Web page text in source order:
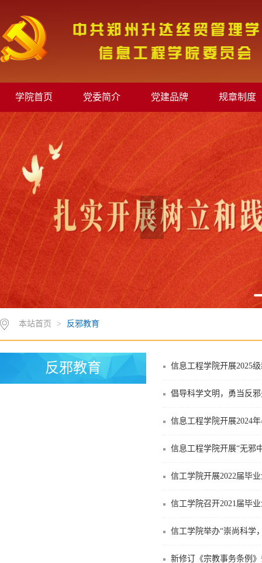
学院首页 党委简介 党建品牌 规章制度
本站首页 > 反邪教育
反邪教育 信息工程学院开展2025
倡导科学文明，勇当反
信息工程学院开展2024
信息工程学院开展“无邪
信工学院开展2022届毕
信工学院召开2021届毕
信工学院举办“崇尚科学
新修订《宗教事务条例